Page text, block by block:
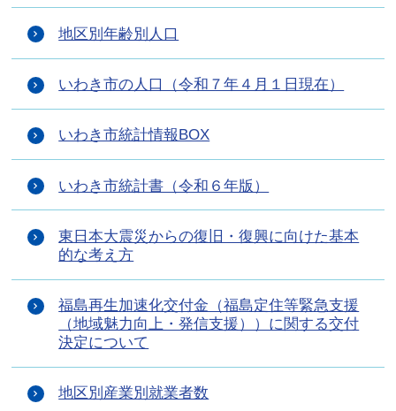
地区別年齢別人口
いわき市の人口（令和７年４月１日現在）
いわき市統計情報BOX
いわき市統計書（令和６年版）
東日本大震災からの復旧・復興に向けた基本
的な考え方
福島再生加速化交付金（福島定住等緊急支援
（地域魅力向上・発信支援））に関する交付
決定について
地区別産業別就業者数